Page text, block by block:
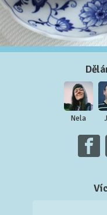
Nela